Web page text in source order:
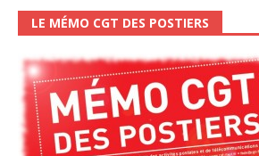
LE MÉMO CGT DES POSTIERS